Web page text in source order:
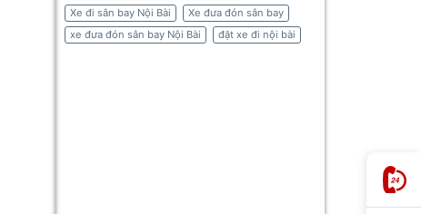
Xe đi sân bay Nội Bài
Xe đưa đón sân bay
xe đưa đón sân bay Nội Bài
đặt xe đi nội bài